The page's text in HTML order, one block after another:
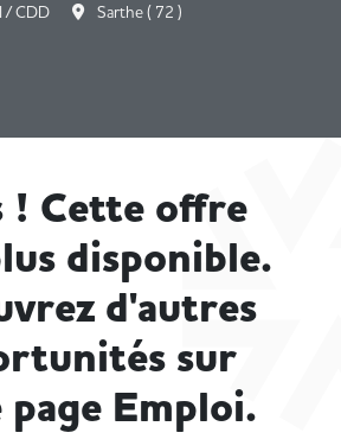
/ CDD Sarthe ( 72 )
! Cette offre
disponible.
d'autres
sur
Emploi.